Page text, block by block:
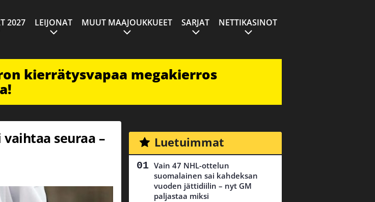
2027 LEIJONAT MUUT MAAJOUKKUEET SARJAT NETTIKASINOT
kierrätysvapaa megakierros
seuraa –
Luetuimmat
Vain 47 NHL-ottelun
suomalainen sai kahdeksan
vuoden jättidiilin – nyt GM
paljastaa miksi